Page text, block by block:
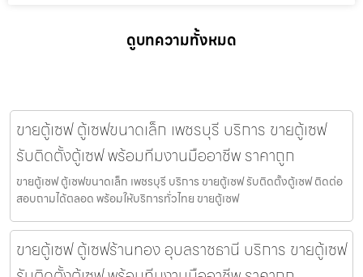
ดูบทความทั้งหมด
ขายตู้เซฟ ตู้เซฟขนาดเล็ก เพชรบุรี บริการ ขายตู้เซฟ
รับติดตั้งตู้เซฟ พร้อมทีมงานมืออาชีพ ราคาถูก
ขายตู้เซฟ ตู้เซฟขนาดเล็ก เพชรบุรี บริการ ขายตู้เซฟ รับติดตั้งตู้เซฟ ติดต่อ
สอบถามได้ตลอด พร้อมให้บริการทั่วไทย ขายตู้เซฟ
ขายตู้เซฟ ตู้เซฟร้านทอง อุบลราชธานี บริการ ขายตู้เซฟ